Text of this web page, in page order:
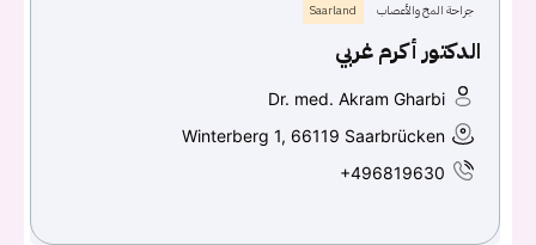
جراحة المخ والأعصاب Saarland
الدكتور أكرم غربي
Dr. med. Akram Gharbi
Winterberg 1, 66119 Saarbrücken
+496819630